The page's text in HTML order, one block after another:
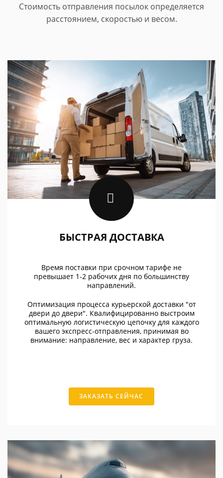
Стоимость отправления посылок определяется
расстоянием, скоростью и весом.
БЫСТРАЯ ДОСТАВКА
Время поставки при срочном тарифе не
превышает 1-2 рабочих дня по большинству
направлений.
Оптимизация процесса курьерской доставки "от
двери до двери". Квалифицированно выстроим
оптимальную логистическую цепочку для каждого
вашего экспресс-отправления, принимая во
внимание: направление, вес и характер груза.
ЗАКАЗАТЬ СЕЙЧАС